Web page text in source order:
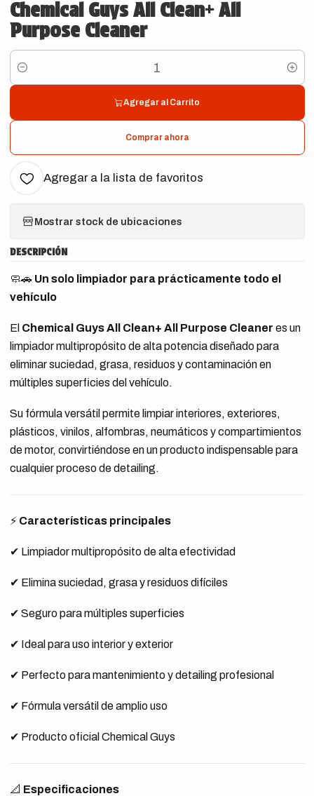
Chemical Guys All Clean+ All
Purpose Cleaner
Cantidad
Agregar al Carrito
Comprar ahora
Agregar a la lista de favoritos
Mostrar stock de ubicaciones
DESCRIPCIÓN
🧼🚗 Un solo limpiador para prácticamente todo el
vehículo
El Chemical Guys All Clean+ All Purpose Cleaner es un
limpiador multipropósito de alta potencia diseñado para
eliminar suciedad, grasa, residuos y contaminación en
múltiples superficies del vehículo.
Su fórmula versátil permite limpiar interiores, exteriores,
plásticos, vinilos, alfombras, neumáticos y compartimientos
de motor, convirtiéndose en un producto indispensable para
cualquier proceso de detailing.
⚡ Características principales
✔ Limpiador multipropósito de alta efectividad
✔ Elimina suciedad, grasa y residuos difíciles
✔ Seguro para múltiples superficies
✔ Ideal para uso interior y exterior
✔ Perfecto para mantenimiento y detailing profesional
✔ Fórmula versátil de amplio uso
✔ Producto oficial Chemical Guys
📐 Especificaciones